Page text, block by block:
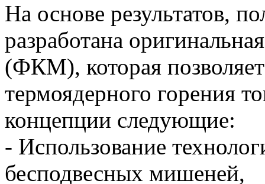
На основе результатов,
разработана
(ФКМ), которая
термоядерного горения
концепции следующие:
- Использование
бесподвесных мишеней,